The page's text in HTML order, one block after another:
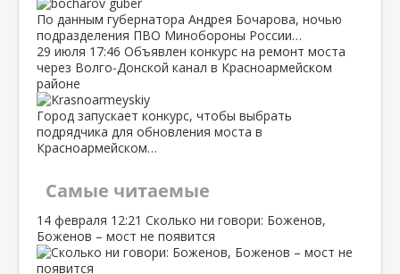
По данным губернатора Андрея Бочарова, ночью
подразделения ПВО Минобороны России…
29 июля 17:46 Объявлен конкурс на ремонт моста
через Волго‑Донской канал в Красноармейском
районе
Город запускает конкурс, чтобы выбрать
подрядчика для обновления моста в
Красноармейском…
Самые читаемые
14 февраля 12:21 Сколько ни говори: Боженов,
Боженов – мост не появится